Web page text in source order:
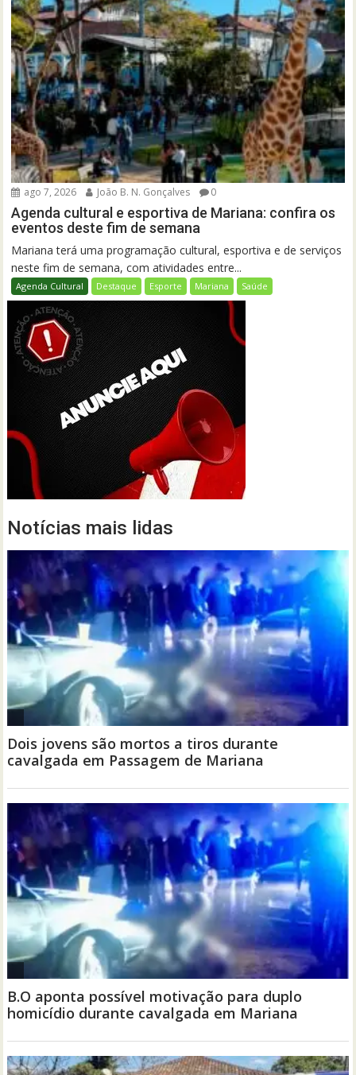
ago 7, 2026 João B. N. Gonçalves 0
Agenda cultural e esportiva de Mariana: confira os
eventos deste fim de semana
Mariana terá uma programação cultural, esportiva e de serviços
neste fim de semana, com atividades entre...
Agenda Cultural Destaque Esporte Mariana Saúde
Notícias mais lidas